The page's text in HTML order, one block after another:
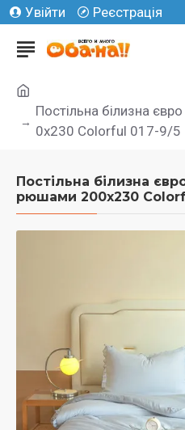
Увійти Реєстрація
Постільна білизна
0х230 Colorful 017-9/5
Постільна білизна
рюшами 200х230